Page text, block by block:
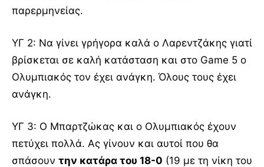
παρερμηνείας.
ΥΓ 2: Να γίνει γρήγορα καλά ο Λαρεντζάκης γιατί
βρίσκεται σε καλή κατάσταση και στο Game 5 ο
Ολυμπιακός τον έχει ανάγκη. Όλους τους έχει
ανάγκη.
ΥΓ 3: Ο Μπαρτζώκας και ο Ολυμπιακός έχουν
πετύχει πολλά. Ας γίνουν και αυτοί που θα
σπάσουν την κατάρα του 18-0 (19 με τη νίκη του